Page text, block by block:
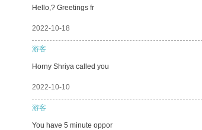
Hello,? Greetings fr
2022-10-18
游客
Horny Shriya called you
2022-10-10
游客
You have 5 minute oppor